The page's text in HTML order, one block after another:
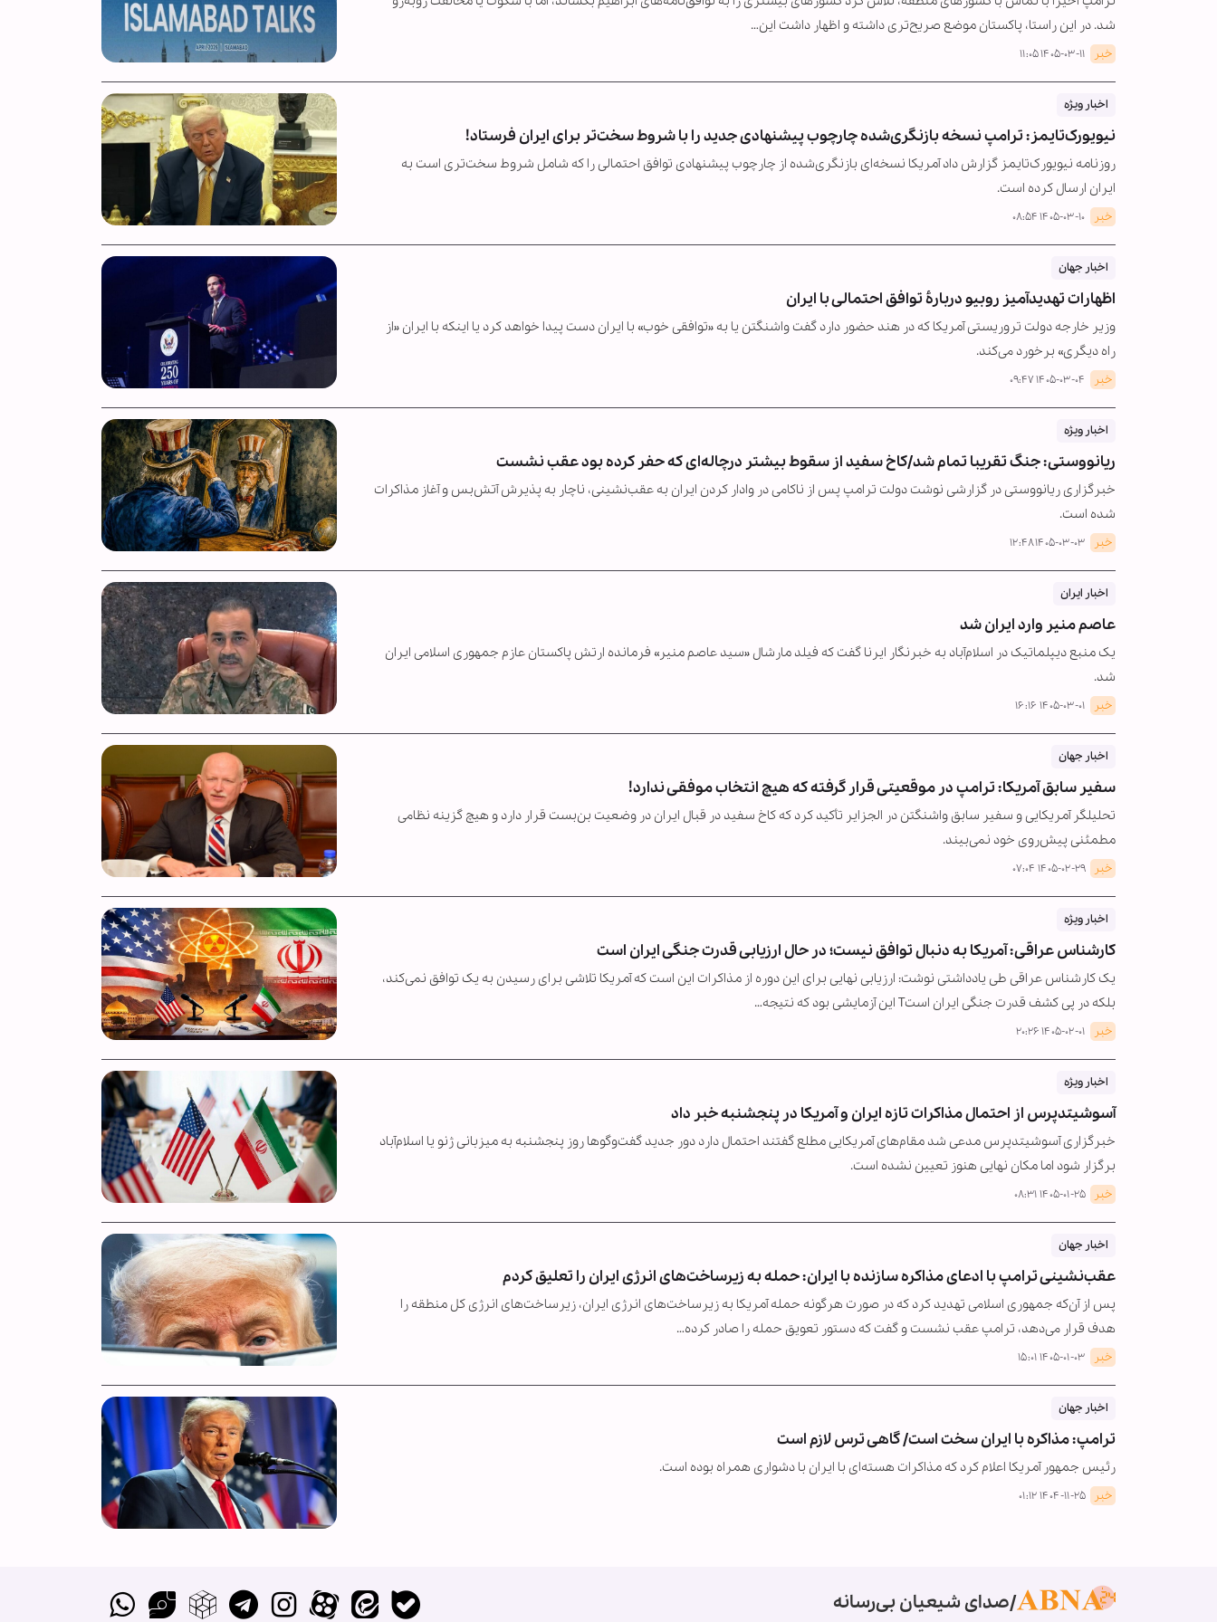
شد. در این راستا، پاکستان موضع صریح‌تری داشته و اظهار داشت این…
خبر ۱۴۰۵-۰۳-۱۱ ۱۱:۰۵
اخبار ویژه
نیویورک‌تایمز: ترامپ نسخه بازنگری‌شده چارچوب پیشنهادی جدید را با شروط سخت‌تر برای ایران فرستاد!
روزنامه نیویورک‌تایمز گزارش داد آمریکا نسخه‌ای بازنگری‌شده از چارچوب پیشنهادی توافق احتمالی را که شامل شروط سخت‌تری است به
ایران ارسال کرده است.
خبر ۱۴۰۵-۰۳-۱۰ ۰۸:۵۴
اخبار جهان
اظهارات تهدیدآمیز روبیو دربارۀ توافق احتمالی با ایران
وزیر خارجه دولت تروریستی آمریکا که در هند حضور دارد گفت واشنگتن یا به «توافقی خوب» با ایران دست پیدا خواهد کرد یا اینکه با ایران «از
راه دیگری» برخورد می‌کند.
خبر ۱۴۰۵-۰۳-۰۴ ۰۹:۴۷
اخبار ویژه
ریانووستی: جنگ تقریبا تمام شد/کاخ سفید از سقوط بیشتر درچاله‌ای که حفر کرده بود عقب نشست
خبرگزاری ریانووستی در گزارشی نوشت دولت ترامپ پس از ناکامی در وادار کردن ایران به عقب‌نشینی، ناچار به پذیرش آتش‌بس و آغاز مذاکرات
شده است.
خبر ۱۴۰۵-۰۳-۰۳ ۱۲:۴۸
اخبار ایران
عاصم منیر وارد ایران شد
یک منبع دیپلماتیک در اسلام‌آباد به خبرنگار ایرنا گفت که فیلد مارشال «سید عاصم منیر» فرمانده ارتش پاکستان عازم جمهوری اسلامی ایران
شد.
خبر ۱۴۰۵-۰۳-۰۱ ۱۶:۱۶
اخبار جهان
سفیر سابق آمریکا: ترامپ در موقعیتی قرار گرفته که هیچ انتخاب موفقی ندارد!
تحلیلگر آمریکایی و سفیر سابق واشنگتن در الجزایر تأکید کرد که کاخ سفید در قبال ایران در وضعیت بن‌بست قرار دارد و هیچ گزینه نظامی
مطمئنی پیش‌روی خود نمی‌بیند.
خبر ۱۴۰۵-۰۲-۲۹ ۰۷:۰۴
اخبار ویژه
کارشناس عراقی: آمریکا به دنبال توافق نیست؛ در حال ارزیابی قدرت جنگی ایران است
یک کارشناس عراقی طی یادداشتی نوشت: ارزیابی نهایی برای این دوره از مذاکرات این است که آمریکا تلاشی برای رسیدن به یک توافق نمی‌کند،
بلکه در پی کشف قدرت جنگی ایران استT این آزمایشی بود که نتیجه…
خبر ۱۴۰۵-۰۲-۰۱ ۲۰:۲۶
اخبار ویژه
آسوشیتدپرس از احتمال مذاکرات تازه ایران و آمریکا در پنجشنبه خبر داد
خبرگزاری آسوشیتدپرس مدعی شد مقام‌های آمریکایی مطلع گفتند احتمال دارد دور جدید گفت‌وگوها روز پنجشنبه به میزبانی ژنو یا اسلام‌آباد
برگزار شود اما مکان نهایی هنوز تعیین نشده است.
خبر ۱۴۰۵-۰۱-۲۵ ۰۸:۳۱
اخبار جهان
عقب‌نشینی ترامپ با ادعای مذاکره سازنده با ایران: حمله‌ به زیرساخت‌های انرژی ایران را تعلیق کردم
پس از آن‌که جمهوری اسلامی تهدید کرد که در صورت هرگونه حمله آمریکا به زیرساخت‌های انرژی ایران، زیرساخت‌های انرژی کل منطقه را
هدف قرار می‌دهد، ترامپ عقب نشست و گفت که دستور تعویق حمله را صادر کرده…
خبر ۱۴۰۵-۰۱-۰۳ ۱۵:۰۱
اخبار جهان
ترامپ: مذاکره با ایران سخت است/ گاهی ترس لازم است
رئیس جمهور آمریکا اعلام کرد که مذاکرات هسته‌ای با ایران با دشواری همراه بوده است.
خبر ۱۴۰۴-۱۱-۲۵ ۰۱:۱۲
صدای شیعیان بی‌رسانه